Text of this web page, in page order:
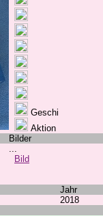
Geschi
Aktion
Bilder
...
Bild
Jahr
2018